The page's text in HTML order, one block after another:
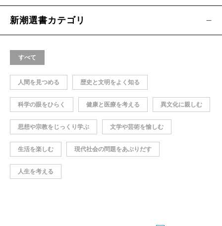
新潮選書カテゴリ
すべて
人間を見つめる 歴史と文明をよく知る
科学の眼をひらく 健康と医療を考える 異文化に親しむ
思想や宗教をじっくり学ぶ 文学や芸術を愉しむ
生活を楽しむ 現代社会の問題をあぶりだす
人生を考える